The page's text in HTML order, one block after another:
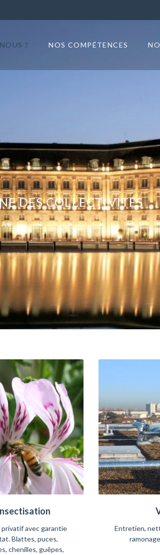
? NOS COMPÉTENCES
DES COLLECTIVITÉS
avec garantie
Blattes, puces,
chenilles, guêpes,
Entretien,